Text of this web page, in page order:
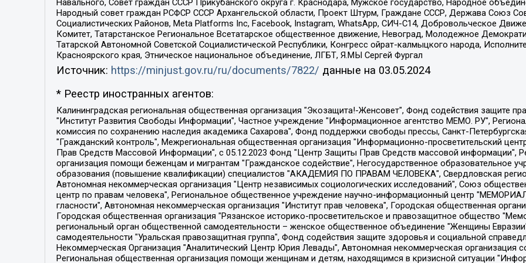
Навального, Совет граждан СССР Прикубанского округа г. Краснодара, Мужское государство, Народное
Народный совет граждан РСФСР СССР Архангельской области, Проект Штурм, Граждане СССР, Держава Союз
Социалистических Районов, Meta Platforms Inc, Facebook, Instagram, WhatsApp, СИЧ-С14, Добровольческое
Комитет, Татарстанское Региональное Всетатарское общественное движение, Невоград, Молодежное
Татарской Автономной Советской Социалистической Республики, Конгресс ойрат-калмыцкого народа,
Красноярского края, Этническое национальное объединение, ЛГБТ, Я.МЫ Сергей Фургал
Источник: https://minjust.gov.ru/ru/documents/7822/ данные на 03.05.2024
* Реестр иностранных агентов:
Калининградская региональная общественная организация "Экозащита!-Женсовет", Фонд содействия защите прав и свобод граждан "Общественный вердикт", Фонд "Институт Развития Свободы Информации", Частное учреждение "Информационное агентство МЕМО. РУ", Региональная общественная организация "Общественная комиссия по сохранению наследия академика Сахарова", Фонд поддержки свободы прессы, Санкт-Петербургская общественная правозащитная организация "Гражданский контроль", Межрегиональная общественная организация "Информационно-просветительский центр "Мемориал", Региональный Фонд "Центр Защиты Прав Средств Массовой Информации", с 05.12.2023 Фонд "Центр Защиты Прав Средств массовой информации", Региональная общественная благотворительная организация помощи беженцам и мигрантам "Гражданское содействие", Негосударственное образовательное учреждение дополнительного профессионального образования (повышение квалификации) специалистов "АКАДЕМИЯ ПО ПРАВАМ ЧЕЛОВЕКА", Свердловская региональная общественная организация "Сутяжник", Автономная некоммерческая организация "Центр независимых социологических исследований", Союз общественных объединений "Российский исследовательский центр по правам человека", Региональное общественное учреждение научно-информационный центр "МЕМОРИАЛ", Некоммерческая организация "Фонд защиты гласности", Автономная некоммерческая организация "Институт прав человека", Городская общественная организация "Екатеринбургское общество "МЕМОРИАЛ", Городская общественная организация "Рязанское историко-просветительское и правозащитное общество "Мемориал" (Рязанский Мемориал), Челябинский региональный орган общественной самодеятельности – женское общественное объединение "Женщины Евразии", Челябинский региональный орган общественной самодеятельности "Уральская правозащитная группа", Фонд содействия защите здоровья и социальной справедливости имени Андрея Рылькова, Автономная Некоммерческая Организация "Аналитический Центр Юрия Левады", Автономная некоммерческая организация социальной поддержки населения "Проект Апрель", Региональная общественная организация помощи женщинам и детям, находящимся в кризисной ситуации "Информационно-методический центр "Анна", Фонд содействия развитию массовых коммуникаций и правовому просвещению "Так-так-Так", Фонд содействия устойчивому развитию "Серебряная тайга", Свердловский региональный общественный фонд социальных проектов "Новое время", "Idel.Реалии", Кавказ.Реалии, Крым.Реалии, Телеканал Настоящее Время, Татаро-башкирская служба Радио Свобода (Azatliq Radiosi), Радио Свободная Европа/Радио Свобода (PCE/PC), "Сибирь.Реалии", "Фактограф", Благотворительный фонд помощи осужденным и их семьям, Автономная некоммерческая организация "Институт глобализации и социальных движений", Фонд "В защиту прав заключенных", Частное учреждение "Центр поддержки и содействия развитию средств массовой информации", Пензенский региональный общественный благотворительный фонд "Гражданский союз", "Север.Реалии", Некоммерческая организация Фонд "Правовая инициатива", Общество с ограниченной ответственностью "Радио Свободная Европа/Радио Свобода", Чешское информационное агентство "MEDIUM-ORIENT", Красноярская региональная общественная организация "Мы против СПИДа", Камалягин Денис Николаевич, Маркелов Сергей Евгеньевич, Пономарев Лев Александрович, Савицкая Людмила Алексеевна, Автономная некоммерческая организация "Центр по работе с проблемой насилия "НАСИЛИЮ.НЕТ", Межрегиональный профессиональный союз работников здравоохранения "Альянс врачей", Юридическое лицо, зарегистрированное в Латвийской Республике, SIA "Medusa Project" (регистрационный номер 40103797863, дата регистрации 10.06.2014), Некоммерческая организация "Фонд по борьбе с коррупцией", Автономная некоммерческая организация "Институт права и публичной политики", Баданин Роман Сергеевич, Гликин Максим Александрович, Железнова Мария Михайловна, Лукьянова Юлия Сергеевна, Маетная Елизавета Витальевна, Маняхин Петр Борисович, Чуракова Ольга Владимировна, Ярош Юлия Петровна, Юридическое лицо "The Insider SIA", зарегистрированное в Риге, Латвийская Республика (дата регистрации 26.06.2015), являющееся администратором доменного имени интернет-издания "The Insider SIA", https://theins.ru, Постернак Алексей Евгеньевич, Рубин Михаил Аркадьевич, Анин Роман Александрович, Юридическое лицо Istories fonds, зарегистрированное в Латвийской Республике (регистрационный номер 50008295751, дата регистрации 24.02.2020), Великовский Дмитрий Александрович, Долинина Ирина Николаевна, Мароховская Алеся Алексеевна, Шлейнов Роман Юрьевич, Шмагун Олеся Валентиновна, Общество с ограниченной ответственностью "Альтаир 2021", Общество с ограниченной ответственностью "Вега 2021", Общество с ограниченной ответственностью "Главный редактор 2021", Общество с ограниченной ответственностью "Ромашки монолит", Важенков Артем Валерьевич, Ивановская областная общественная организация "Центр гендерных исследований", Гурман Юрий Альбертович, Медиапроект "ОВД-Инфо", Егоров Владимир Владимирович, Жилинский Владимир Александрович, Общество с ограниченной ответственностью "ЗП", Иванова София Юрьевна, Карезина Инна Павловна, Кильтау Екатерина Викторовна, Петров Алексей Викторович, Пискунов Сергей Евгеньевич, Смирнов Сергей Сергеевич, Тихонов Михаил Сергеевич, Общество с ограниченной ответственностью "ЖУРНАЛИСТ-ИНОСТРАННЫЙ АГЕНТ", Арапова Галина Юрьевна, Вольтская Татьяна Анатольевна, Американская компания "Mason G.E.S. Anonymous Foundation" (США), являющаяся владельцем интернет-издания https://mnews.world/, Компания "Stichting Bellingcat", зарегистрированная в Нидерландах (дата регистрации 11.07.2018), Захаров Андрей Вячеславович, Клепиковская Екатерина Дмитриевна, Общество с ограниченной ответственностью "МЕМО", Перл Роман Александрович, Симонов Евгений Алексеевич, Соловьева Елена Анатольевна, Сотников Даниил Владимирович, Сурначева Елизавета Дмитриевна, Автономная некоммерческая организация по защите прав человека и информированию населения "Якутия – Наше Мнение", Общество с ограниченной ответственностью "Москоу диджитал медиа", с 26.01.2023 Общество с ограниченной ответственностью "Чайка Белые сады", Ветошкина Валерия Валерьевна, Заговора Максим Александрович, Межрегиональное общественное движение "Российская ЛГБТ - сеть", Оленичев Максим Владимирович, Павлов Иван Юрьевич, Скворцова Елена Сергеевна, Общество с ограниченной ответственностью "Как бы инагент", Кочетков Игорь Викторович, Общество с ограниченной ответственностью "Честные выборы", Еланчик Олег Александрович, Общество с ограниченной ответственностью "Нобелевский призыв", Гималова Регина Эмилевна, Григорьев Андрей Валерьевич, Григорьева Алина Александровна, Ассоциация по содействию защите прав призывников, альтернативнослужащих и военнослужащих "Правозащитная группа